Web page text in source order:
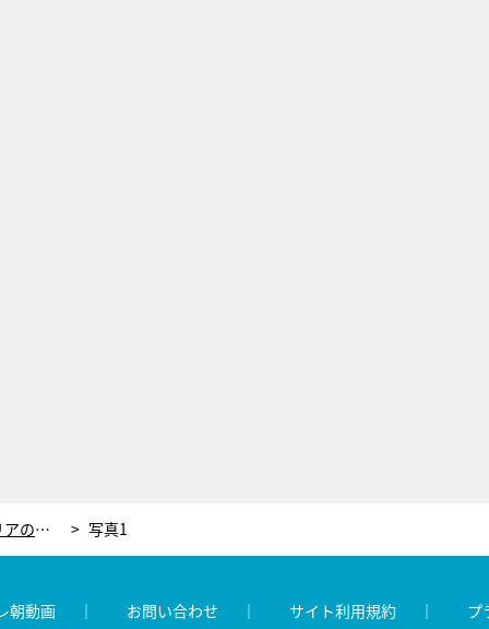
「家族の愛情が深いからこそ…」イタリアの大家族が160年以上守り続ける美しいマリーナ 写真1
朝動画 お問い合わせ サイト利用規約 プ